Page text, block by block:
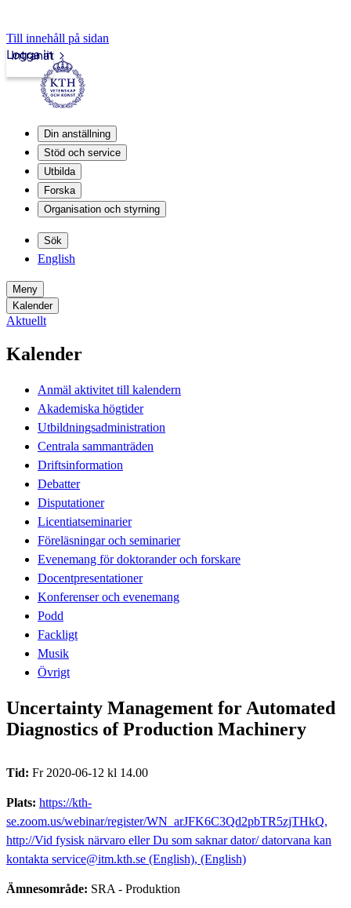
Till innehåll på sidan
Intranät
Logga in
Din anställning
Stöd och service
Utbilda
Forska
Organisation och styrning
Sök
English
Meny
Kalender
Aktuellt
Kalender
Anmäl aktivitet till kalendern
Akademiska högtider
Utbildningsadministration
Centrala sammanträden
Driftsinformation
Debatter
Disputationer
Licentiatseminarier
Föreläsningar och seminarier
Evenemang för doktorander och forskare
Docentpresentationer
Konferenser och evenemang
Podd
Fackligt
Musik
Övrigt
Uncertainty Management for Automated
Diagnostics of Production Machinery
Tid: Fr 2020-06-12 kl 14.00
Plats: https://kth-
se.zoom.us/webinar/register/WN_arJFK6C3Qd2pbTR5zjTHkQ,
http://Vid fysisk närvaro eller Du som saknar dator/ datorvana kan
kontakta service@itm.kth.se (English), (English)
Ämnesområde: SRA - Produktion